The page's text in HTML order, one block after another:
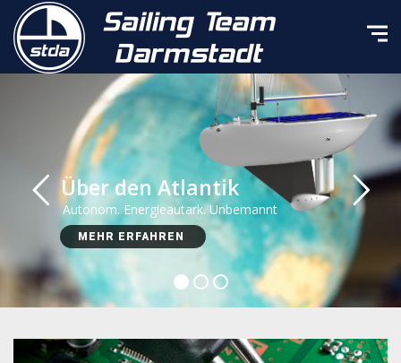
Über den Atlantik
Autonom. Energieautark. Unbemannt
MEHR ERFAHREN